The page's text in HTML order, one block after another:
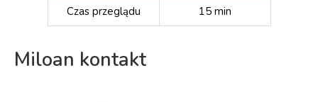
Czas przeglądu
15 min
Miloan kontakt